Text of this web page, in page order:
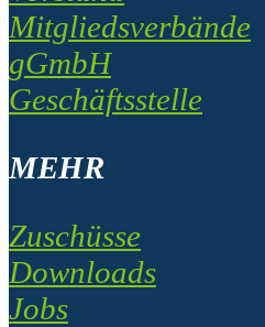
Mitgliedsverbände
gGmbH
Geschäftsstelle
MEHR
Zuschüsse
Downloads
Jobs